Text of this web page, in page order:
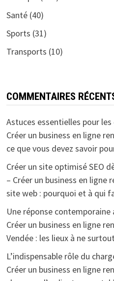
Santé(40)
Sports (31)
Transports (10)
COMMENTAIRES
Astuces essentielles pour
Créer un business en ligne
ce que vous devez savoir
Créer un site optimisé SEO
– Créer un business en ligne
site web : pourquoi et à qui
Une réponse
Créer un business en ligne
Vendée : les lieux à ne
L’indispensable rôle du
Créer un business en ligne